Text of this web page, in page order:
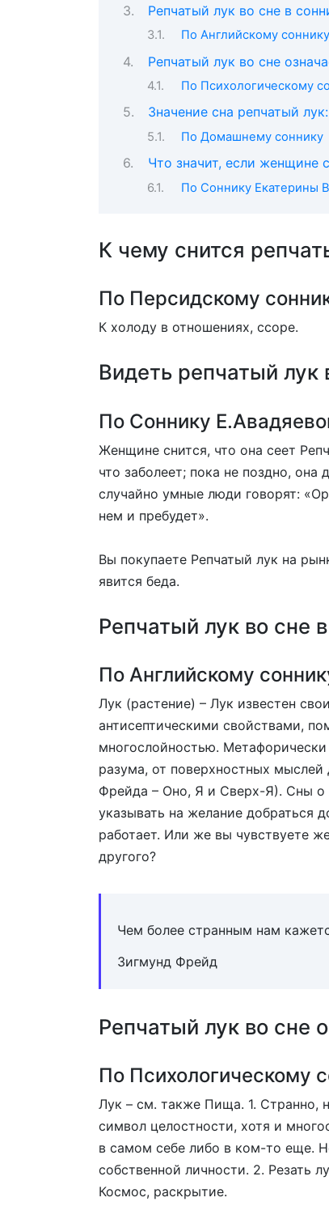
Репчатый лук во сне в
По Английскому соннику
Репчатый лук во сне
По Психологическому
Значение сна репчатый лук:
По Домашнему соннику
Что значит, если женщине
По Соннику Екатерины
К чему снится
По Персидскому
К холоду в отношениях, ссоре.
Видеть репчатый лук
По Соннику
Женщине снится, что она сеет
что заболеет; пока не поздно,
случайно умные люди говорят:
нем и пребудет».
Вы покупаете Репчатый лук на
явится беда.
Репчатый лук во сне
По Английскому
Лук (растение) – Лук известен
антисептическими свойствами,
многослойностью. Метафорически
разума, от поверхностных
Фрейда – Оно, Я и Сверх-Я). Сны о
указывать на желание добраться
работает. Или же вы чувствуете
другого?
Чем более странным нам
Зигмунд Фрейд
Репчатый лук во сне
По Психологическому
Лук – см. также Пища. 1. Странно,
символ целостности, хотя и
в самом себе либо в ком-то еще.
собственной личности. 2. Резать
Космос, раскрытие.